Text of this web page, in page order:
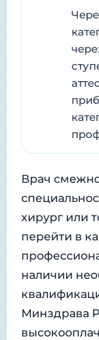
Врач
хирург или
перейти в
наличии
Минздрава